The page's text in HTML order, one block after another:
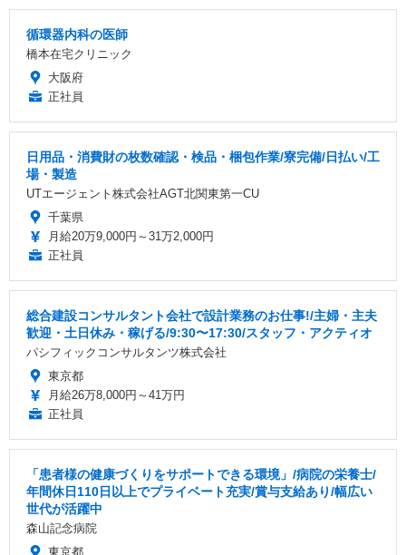
循環器内科の医師
橋本在宅クリニック
大阪府
正社員
日用品・消費財の枚数確認・検品・梱包作業/寮完備/日払い/工
場・製造
UTエージェント株式会社AGT北関東第一CU
千葉県
月給20万9,000円～31万2,000円
正社員
総合建設コンサルタント会社で設計業務のお仕事!/主婦・主夫
歓迎・土日休み・稼げる/9:30〜17:30/スタッフ・アクティオ
パシフィックコンサルタンツ株式会社
東京都
月給26万8,000円～41万円
正社員
「患者様の健康づくりをサポートできる環境」/病院の栄養士/
年間休日110日以上でプライベート充実/賞与支給あり/幅広い
世代が活躍中
森山記念病院
東京都